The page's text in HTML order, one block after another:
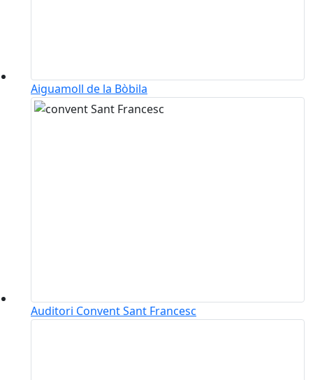
Aiguamoll de la Bòbila
Auditori Convent Sant Francesc